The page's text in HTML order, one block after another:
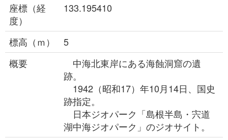
座標（経
度）
133.195410
標高（ｍ）
5
概要
中海北東岸にある海蝕洞窟の遺
跡。
1942（昭和17）年10月14日、国史
跡指定。
日本ジオパーク「島根半島・宍道
湖中海ジオパーク」のジオサイト。